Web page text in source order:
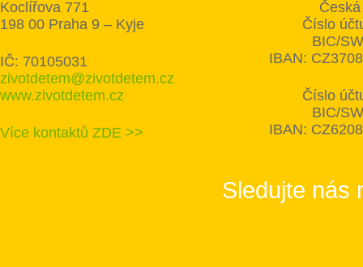
Koclířova 771
198 00 Praha 9 – Kyje
IČ: 70105031
zivotdetem@zivotdetem.cz
www.zivotdetem.cz
Více kontaktů ZDE >>
Číslo
BIC/
IBAN:
Číslo
BIC/
IBAN:
Sledujte nás